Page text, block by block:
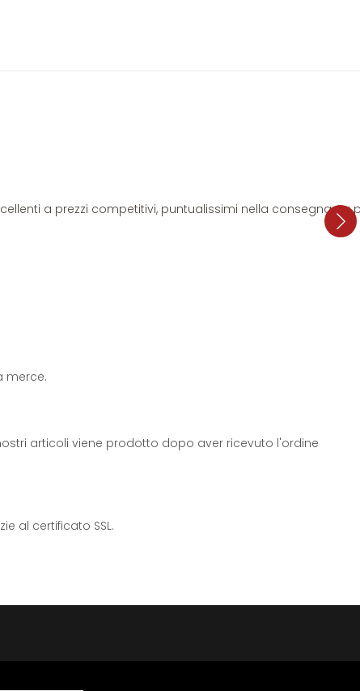
a prezzi competitivi, puntualissimi nella consegna. La
merce.
articoli viene prodotto dopo aver ricevuto l'ordine
al certificato SSL.